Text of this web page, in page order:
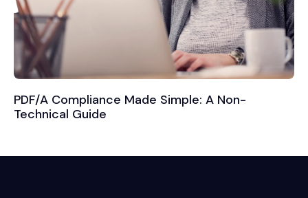
PDF/A Compliance Made Simple: A Non-
Technical Guide